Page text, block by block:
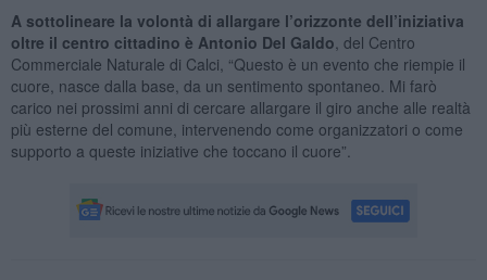
A sottolineare la volontà di allargare l’orizzonte dell’iniziativa
oltre il centro cittadino è Antonio Del Galdo , del Centro
Commerciale Naturale di Calci, “Questo è un evento che riempie il
cuore, nasce dalla base, da un sentimento spontaneo. Mi farò
carico nei prossimi anni di cercare allargare il giro anche alle realtà
più esterne del comune, intervenendo come organizzatori o come
supporto a queste iniziative che toccano il cuore”.